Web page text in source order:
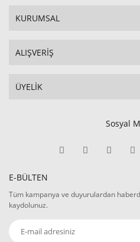
KURUMSAL
ALIŞVERİŞ
ÜYELİK
Sosyal
E-BÜLTEN
Tüm kampanya ve duyurulardan
kaydolunuz.